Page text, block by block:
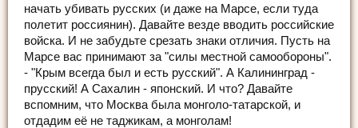
начать убивать русских (и даже на Марсе, если туда
полетит россиянин). Давайте везде вводить российские
войска. И не забудьте срезать знаки отличия. Пусть на
Марсе вас принимают за "силы местной самообороны".
- "Крым всегда был и есть русский". А Калининград -
прусский! А Сахалин - японский. И что? Давайте
вспомним, что Москва была монголо-татарской, и
отдадим её не таджикам, а монголам!